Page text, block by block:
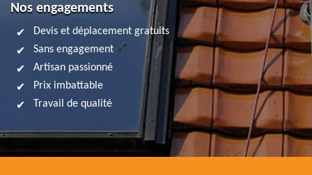
Nos engagements
Devis et déplacement gratuits
Sans engagement
Artisan passionné
Prix imbattable
Travail de qualité